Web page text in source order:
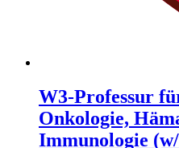
W3-Professur
Onkologie,
Immunologie